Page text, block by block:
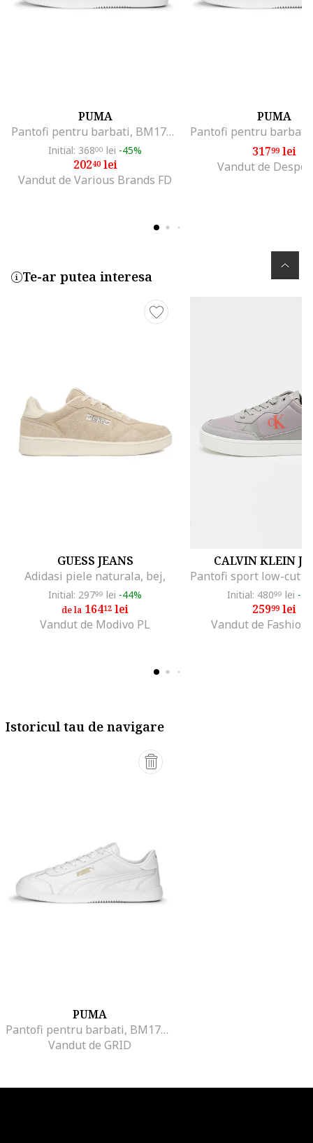
PUMA
Pantofi pentru barbati, BM172823, alb
Initial: 36800 lei -45%
20240lei
Vandut de Various Brands FD
PUMA
31799lei
Vandut de
Te-ar putea interesa
GUESS JEANS
Adidasi piele naturala, bej,
Initial: 29799 lei -44%
de la 16412 lei
Vandut de Modivo PL
CALVIN KLEIN
Initial: 48099 lei -
25999lei
Vandut de Fashion
Istoricul tau de navigare
PUMA
Pantofi pentru barbati, BM172823, alb
Vandut de GRID